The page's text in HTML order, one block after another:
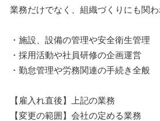
業務だけでなく、組織づくりにも関わ
・施設、設備の管理や安全衛生管理
・採用活動や社員研修の企画運営
・勤怠管理や労務関連の手続き全般
【雇入れ直後】上記の業務
【変更の範囲】会社の定める業務